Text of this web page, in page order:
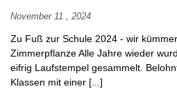
November 11 , 2024
Zu Fuß zur Schule 2024 - wir
Zimmerpflanze Alle Jahre wieder
eifrig Laufstempel gesammelt.
Klassen mit einer [...]